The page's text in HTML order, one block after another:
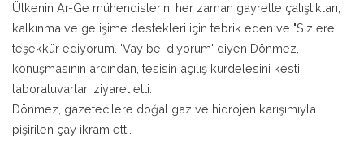
Ülkenin Ar-Ge mühendislerini her zaman gayretle çalıştıkları,
kalkınma ve gelişime destekleri için tebrik eden ve "Sizlere
teşekkür ediyorum. 'Vay be' diyorum' diyen Dönmez,
konuşmasının ardından, tesisin açılış kurdelesini kesti,
laboratuvarları ziyaret etti.
Dönmez, gazetecilere doğal gaz ve hidrojen karışımıyla
pişirilen çay ikram etti.